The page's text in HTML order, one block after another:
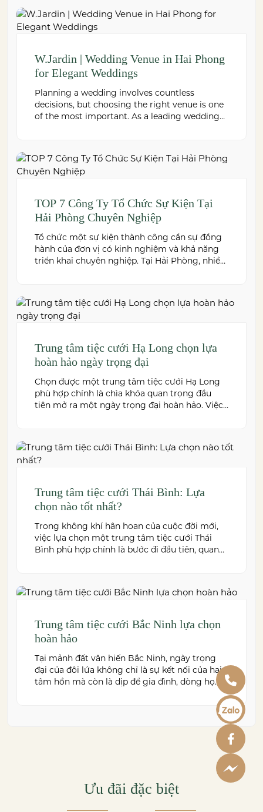
W.Jardin | Wedding Venue in Hai Phong
for Elegant Weddings
Planning a wedding involves countless
decisions, but choosing the right venue is one
of the most important. As a leading wedding
premium cuisine prepared under the ISO
22000:2018 food safety management system,
and dedicated event support to help couples
TOP 7 Công Ty Tổ Chức Sự Kiện Tại
Hải Phòng Chuyên Nghiệp
Tổ chức một sự kiện thành công cần sự đồng
hành của đơn vị có kinh nghiệm và khả năng
triển khai chuyên nghiệp. Tại Hải Phòng, nhiều
Trung tâm tiệc cưới Hạ Long chọn lựa
hoàn hảo ngày trọng đại
Chọn được một trung tâm tiệc cưới Hạ Long
phù hợp chính là chìa khóa quan trọng đầu
tiên mở ra một ngày trọng đại hoàn hảo. Việc
Trung tâm tiệc cưới Thái Bình: Lựa
chọn nào tốt nhất?
Trong không khí hân hoan của cuộc đời mới,
việc lựa chọn một trung tâm tiệc cưới Thái
Bình phù hợp chính là bước đi đầu tiên, quan
Trung tâm tiệc cưới Bắc Ninh lựa chọn
hoàn hảo
Tại mảnh đất văn hiến Bắc Ninh, ngày trọng
đại của đôi lứa không chỉ là sự kết nối của hai
tâm hồn mà còn là dịp để gia đình, dòng họ
khoảnh khắc ấy thêm phần trọn vẹn và đáng
Ưu đãi đặc biệt